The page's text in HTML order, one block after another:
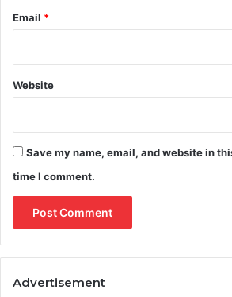
Email *
Website
Save my name, email, and website in
time I comment.
Advertisement